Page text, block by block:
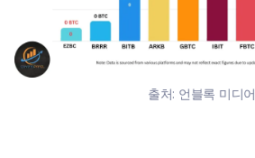
출처: 언블록 미디어